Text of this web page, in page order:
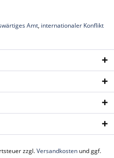
Amt, internationaler Konflikt
zzgl.Versandkosten und ggf.